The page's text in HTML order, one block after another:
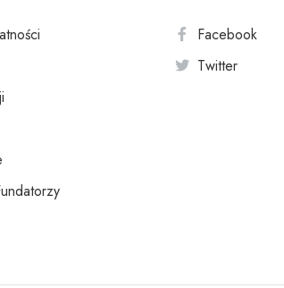
Facebook
Twitter